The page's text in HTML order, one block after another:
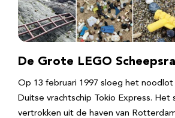
De Grote LEGO
Op 13 februari 1997 sloeg het
Duitse vrachtschip Tokio Express. Het
vertrokken uit de haven van